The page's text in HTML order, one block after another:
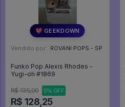
💖 GEEKDOWN
Vendido por: ROVANI POPS - SP
Funko Pop Alexis Rhodes -
Yugi-oh #1869
R$ 135,00 5% OFF
R$ 128,25